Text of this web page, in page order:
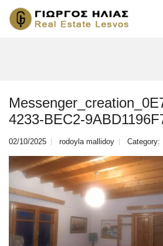
4233-BEC2-
02/10/2025 rodoyla mallidoy Category: